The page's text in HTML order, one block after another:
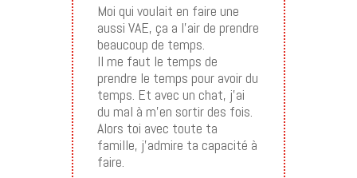
Moi qui voulait en faire une
aussi VAE, ça a l’air de prendre
beaucoup de temps.
Il me faut le temps de
prendre le temps pour avoir du
temps. Et avec un chat, j’ai
du mal à m’en sortir des fois.
Alors toi avec toute ta
famille, j’admire ta capacité à
faire.